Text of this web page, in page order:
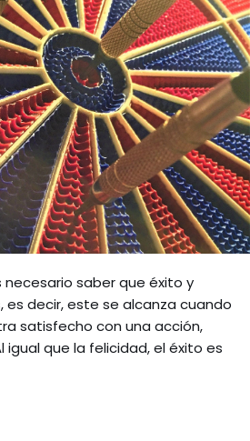
necesario saber que éxito y
es decir, este se alcanza cuando
satisfecho con una acción,
igual que la felicidad, el éxito es